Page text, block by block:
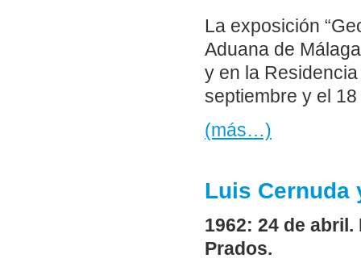
La exposición
Aduana de
y en la
septiembre y el
(más…)
Luis Cernuda
1962: 24 de
Prados.